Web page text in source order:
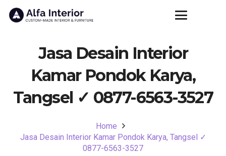
Jasa Desain Interior
Kamar Pondok Karya,
Tangsel ✓ 0877-6563-3527
Home
Jasa Desain Interior Kamar Pondok Karya, Tangsel ✓
0877-6563-3527